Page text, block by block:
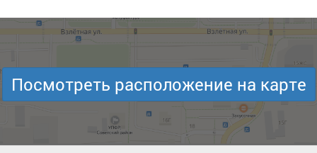
Посмотреть расположение на карте